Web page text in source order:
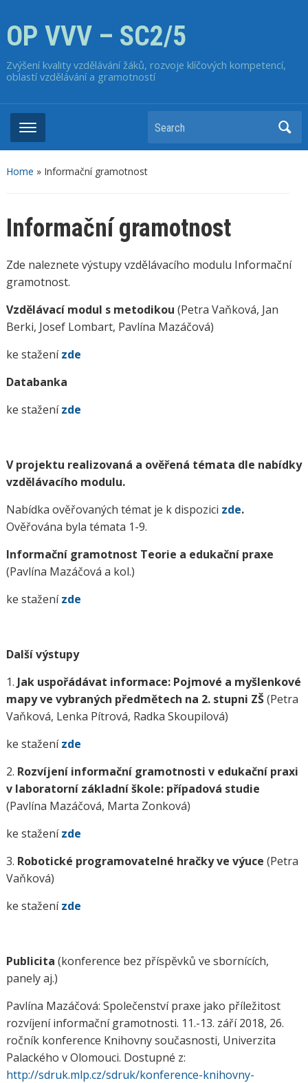
OP VVV – SC2/5
Zvýšení kvality vzdělávání žáků, rozvoje klíčových kompetencí,
oblastí vzdělávání a gramotností
Home » Informační gramotnost
Informační gramotnost
Zde naleznete výstupy vzdělávacího modulu Informační
gramotnost.
Vzdělávací modul s metodikou (Petra Vaňková, Jan
Berki, Josef Lombart, Pavlína Mazáčová)
ke staženízde
Databanka
ke staženízde
V projektu realizovaná a ověřená témata dle nabídky
vzdělávacího modulu.
Nabídka ověřovaných témat je k dispozici zde.
Ověřována byla témata 1-9.
Informační gramotnost Teorie a edukační praxe
(Pavlína Mazáčová a kol.)
ke staženízde
Další výstupy
1. Jak uspořádávat informace: Pojmové a myšlenkové
mapy ve vybraných předmětech na 2. stupni ZŠ(Petra
Vaňková, Lenka Pítrová, Radka Skoupilová)
ke staženízde
2. Rozvíjení informační gramotnosti v edukační praxi
v laboratorní základní škole: případová studie
(Pavlína Mazáčová, Marta Zonková)
ke staženízde
3. Robotické programovatelné hračky ve výuce (Petra
Vaňková)
ke stažení zde
Publicita (konference bez příspěvků ve sbornících,
panely aj.)
Pavlína Mazáčová: Společenství praxe jako příležitost
rozvíjení informační gramotnosti. 11.-13. září 2018, 26.
ročník konference Knihovny současnosti, Univerzita
Palackého v Olomouci. Dostupné z:
http://sdruk.mlp.cz/sdruk/konference-knihovny-